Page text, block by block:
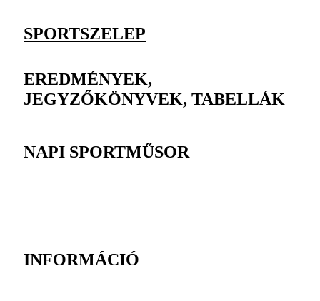
SPORTSZELEP
EREDMÉNYEK,
JEGYZŐKÖNYVEK, TABELLÁK
NAPI SPORTMŰSOR
INFORMÁCIÓ